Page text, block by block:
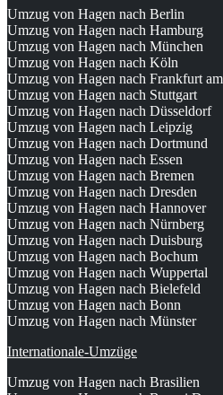
Umzug von Hagen nach Berlin
Umzug von Hagen nach Hamburg
Umzug von Hagen nach München
Umzug von Hagen nach Köln
Umzug von Hagen nach Frankfurt
Umzug von Hagen nach Stuttgart
Umzug von Hagen nach Düsseldorf
Umzug von Hagen nach Leipzig
Umzug von Hagen nach Dortmund
Umzug von Hagen nach Essen
Umzug von Hagen nach Bremen
Umzug von Hagen nach Dresden
Umzug von Hagen nach Hannover
Umzug von Hagen nach Nürnberg
Umzug von Hagen nach Duisburg
Umzug von Hagen nach Bochum
Umzug von Hagen nach Wuppertal
Umzug von Hagen nach Bielefeld
Umzug von Hagen nach Bonn
Umzug von Hagen nach Münster
Internationale-Umzüge
Umzug von Hagen nach Brasilien